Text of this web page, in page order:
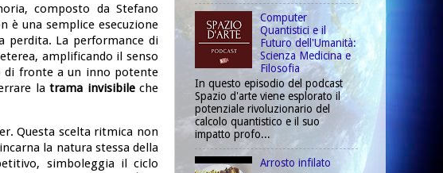
composto da Stefano
è una semplice esecuzione
perdita. La performance di
amplificando il senso
di fronte a un inno potente
latrama invisibileche
Questa scelta ritmica non
la natura stessa della
simboleggia il ciclo
Computer
Quantistici e il
Futuro dell'Umanità:
Scienza Medicina e
Filosofia
In questo episodio del podcast
Spazio d'arte viene esplorato il
potenziale rivoluzionario del
calcolo quantistico e il suo
impatto profo...
Arrosto infilato